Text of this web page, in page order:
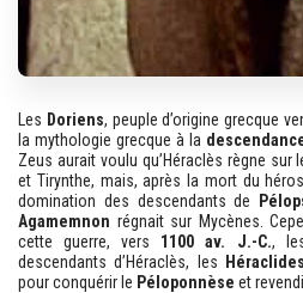
Les Doriens, peuple d’origine grecque
la mythologie grecque à la
Zeus aurait voulu qu’Héraclès règne sur
et Tirynthe, mais, après la mort du
domination des descendants de
Agamemnon régnait sur Mycènes.
cette guerre, vers 1100 av. J.-C.,
descendants d’Héraclès, les
pour conquérir le Péloponnèse et